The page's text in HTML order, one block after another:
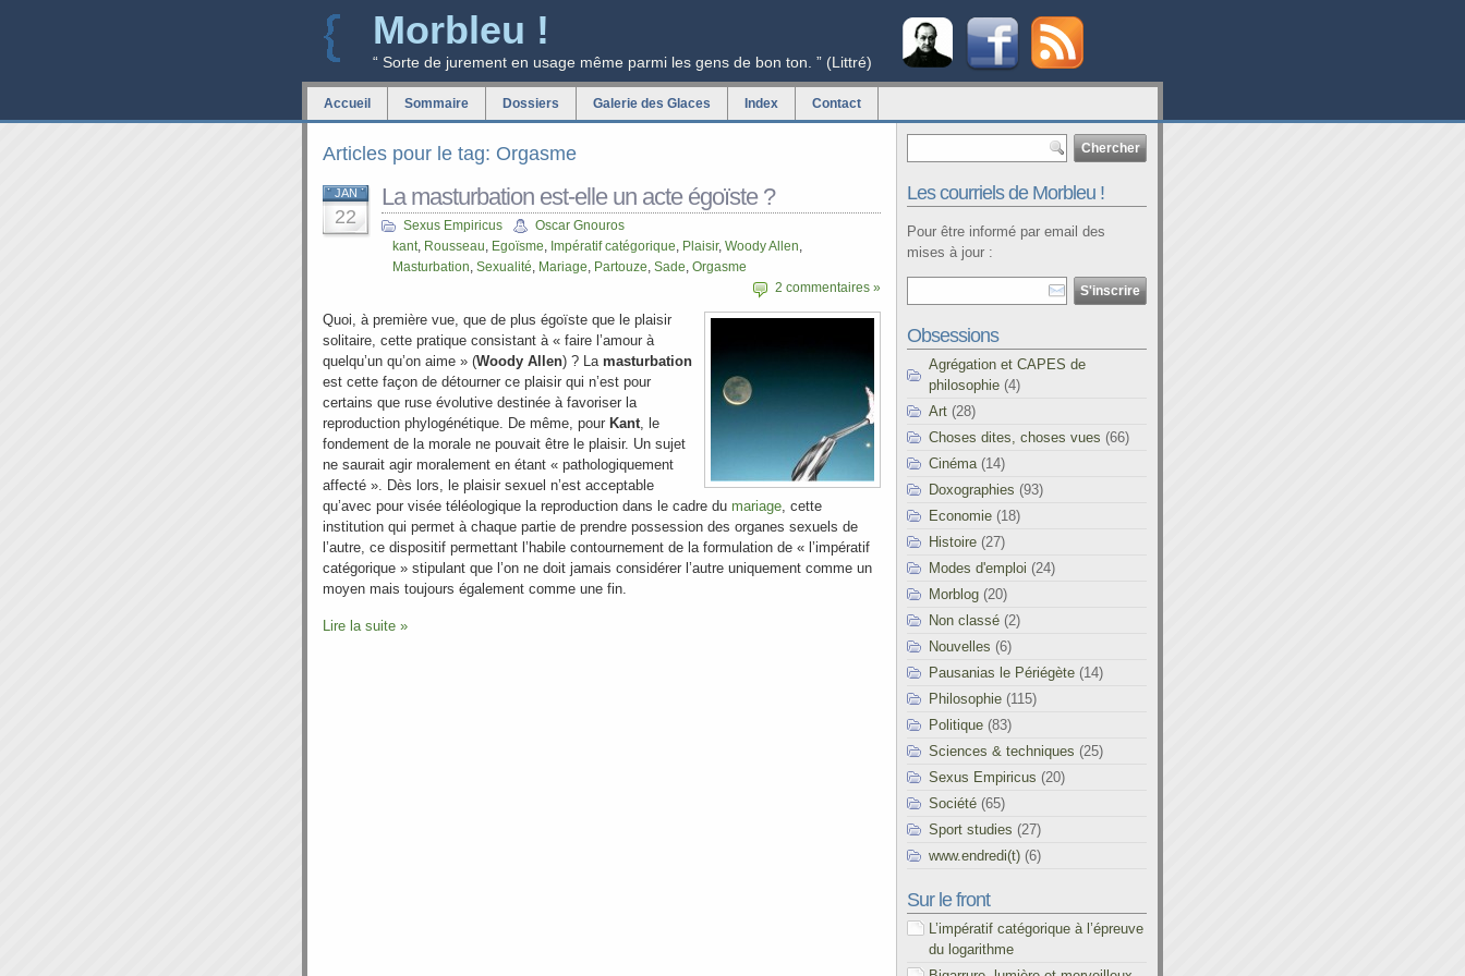
Morbleu !
“ Sorte de jurement en usage même parmi les gens de bon ton. ” (Littré)
Accueil Sommaire Dossiers Galerie des Glaces Index Contact
Articles pour le tag: Orgasme
JAN
22
La masturbation est-elle un acte égoïste ?
Sexus Empiricus
Oscar Gnouros
kant, Rousseau, Egoïsme, Impératif catégorique, Plaisir, Woody Allen,
Masturbation, Sexualité, Mariage, Partouze, Sade, Orgasme
2 commentaires »
Quoi, à première vue, que de plus égoïste que le plaisir
solitaire, cette pratique consistant à « faire l’amour à
quelqu’un qu’on aime » (Woody Allen) ? La masturbation
est cette façon de détourner ce plaisir qui n’est pour
certains que ruse évolutive destinée à favoriser la
reproduction phylogénétique. De même, pour Kant, le
fondement de la morale ne pouvait être le plaisir. Un sujet
ne saurait agir moralement en étant « pathologiquement
affecté ». Dès lors, le plaisir sexuel n’est acceptable
qu’avec pour visée téléologique la reproduction dans le cadre du mariage, cette
institution qui permet à chaque partie de prendre possession des organes sexuels de
l’autre, ce dispositif permettant l’habile contournement de la formulation de « l’impératif
catégorique » stipulant que l’on ne doit jamais considérer l’autre uniquement comme un
moyen mais toujours également comme une fin.
Lire la suite »
Les courriels de Morbleu !
Pour être informé par email des
mises à jour :
Obsessions
Agrégation et CAPES de
philosophie (4)
Art (28)
Choses dites, choses vues (66)
Cinéma (14)
Doxographies (93)
Economie (18)
Histoire (27)
Modes d'emploi (24)
Morblog (20)
Non classé (2)
Nouvelles (6)
Pausanias le Périégète (14)
Philosophie (115)
Politique (83)
Sciences & techniques (25)
Sexus Empiricus (20)
Société (65)
Sport studies (27)
www.endredi(t) (6)
Sur le front
L’impératif catégorique à l’épreuve
du logarithme